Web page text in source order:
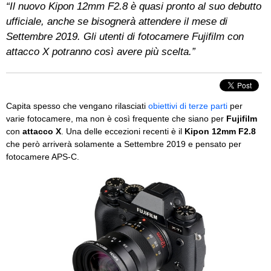
“Il nuovo Kipon 12mm F2.8 è quasi pronto al suo debutto
ufficiale, anche se bisognerà attendere il mese di
Settembre 2019. Gli utenti di fotocamere Fujifilm con
attacco X potranno così avere più scelta.”
Capita spesso che vengano rilasciati obiettivi di terze parti per
varie fotocamere, ma non è così frequente che siano per Fujifilm
con attacco X . Una delle eccezioni recenti è il Kipon 12mm F2.8
che però arriverà solamente a Settembre 2019 e pensato per
fotocamere APS-C.